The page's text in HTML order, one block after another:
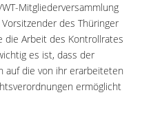
Mitgliederversammlung
des Thüringer
die Arbeit des Kontrollrates
es ist, dass der
auf die von ihr erarbeiteten
ermöglicht